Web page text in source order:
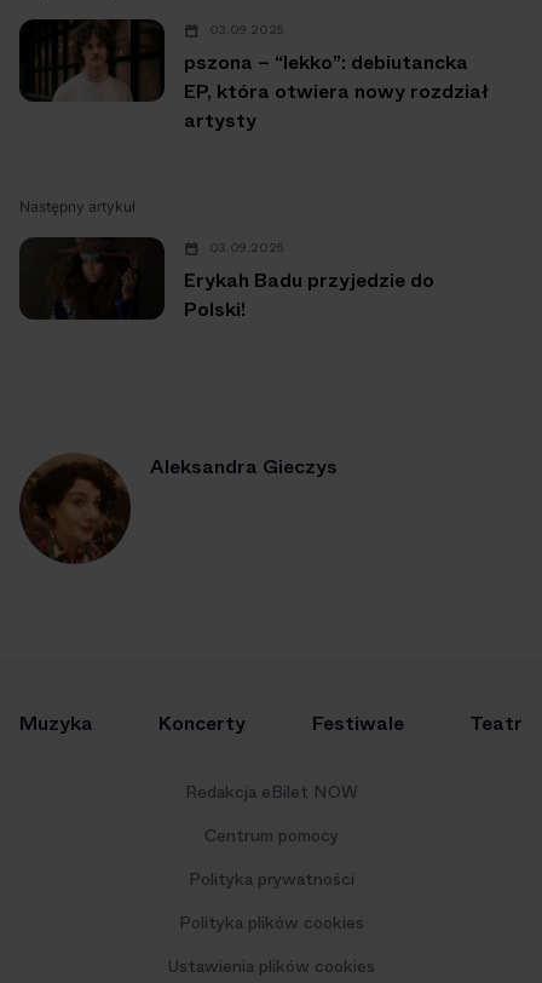
03.09.2025
pszona – “lekko”: debiutancka
EP, która otwiera nowy rozdział
artysty
Następny artykuł
03.09.2025
Erykah Badu przyjedzie do
Polski!
Aleksandra Gieczys
Muzyka Koncerty Festiwale Teatr
Redakcja eBilet NOW
Centrum pomocy
Polityka prywatności
Polityka plików cookies
Ustawienia plików cookies